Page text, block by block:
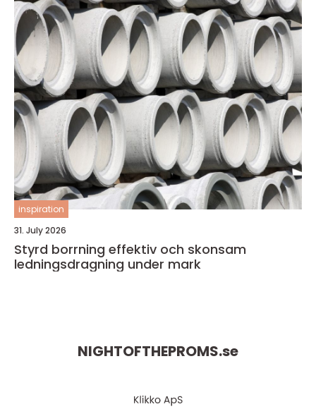
inspiration
31. July 2026
Styrd borrning effektiv och skonsam
ledningsdragning under mark
NIGHTOFTHEPROMS.se